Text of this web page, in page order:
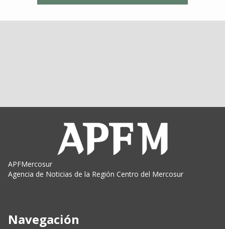
APFMercosur
Agencia de Noticias de la Región Centro del Mercosur
Navegación